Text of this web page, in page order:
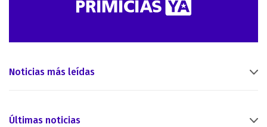
Noticias más leídas
Últimas noticias